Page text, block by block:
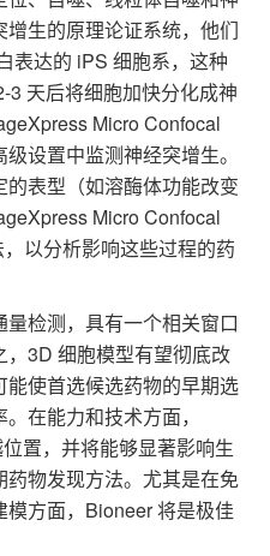
生的原理论证系统，他们
表达的 iPS 细胞系，这种
3 天后将细胞加快分化成神
Micro Confocal
设置中监测神经突增生。
表型（如溶酶体功能改变
Micro Confocal
以分析影响这些过程的药
检测，具有一个相关窗口
3D 细胞模型有望彻底改
使首选候选药物的早期选
在能力和技术方面，
置，并将能够显著影响生
物发现方法。尤其是在免
方面，Bioneer 将是极佳